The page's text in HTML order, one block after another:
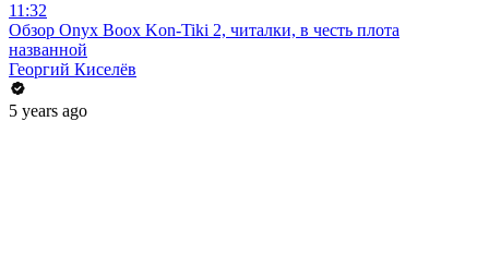
11:32
Обзор Onyx Boox Kon-Tiki 2, читалки, в честь плота
названной
Георгий Киселёв
5 years ago